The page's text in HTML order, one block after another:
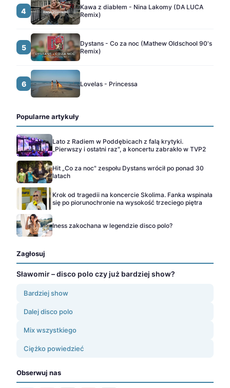
4
Kawa z diabłem - Nina Lakomy (DA LUCA
Remix)
5
Dystans - Co za noc (Mathew Oldschool 90's
Remix)
6 Lovelas - Princessa
Popularne artykuły
Lato z Radiem w Poddębicach z falą krytyki.
„Pierwszy i ostatni raz", a koncertu zabrakło w TVP2
Hit „Co za noc" zespołu Dystans wrócił po ponad 30
latach
Krok od tragedii na koncercie Skolima. Fanka wspinała
się po piorunochronie na wysokość trzeciego piętra
Iness zakochana w legendzie disco polo?
Zagłosuj
Sławomir – disco polo czy już bardziej show?
Bardziej show
Dalej disco polo
Mix wszystkiego
Ciężko powiedzieć
Obserwuj nas